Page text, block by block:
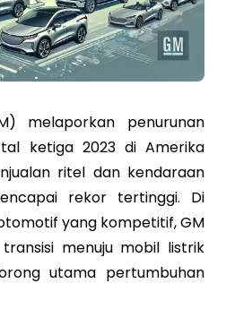
melaporkan penurunan
ketiga 2023 di Amerika
ritel dan kendaraan
rekor tertinggi. Di
yang kompetitif, GM
menuju mobil listrik
utama pertumbuhan